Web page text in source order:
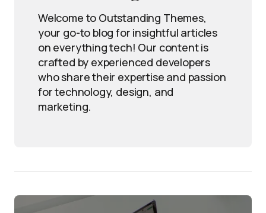
Welcome to Outstanding Themes,
your go-to blog for insightful articles
on everything tech! Our content is
crafted by experienced developers
who share their expertise and passion
for technology, design, and
marketing.